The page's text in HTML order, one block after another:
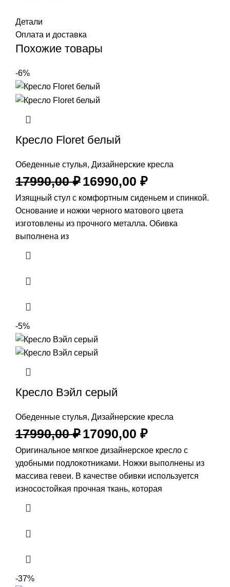
Детали
Оплата и доставка
Похожие товары
-6%
Кресло Floret белый
Обеденные стулья, Дизайнерские кресла
17990,00₽16990,00 ₽
Изящный стул с комфортным сиденьем и спинкой.
Основание и ножки черного матового цвета
изготовлены из прочного металла. Обивка
выполнена из
-5%
Кресло Вэйл серый
Обеденные стулья, Дизайнерские кресла
17990,00₽17090,00 ₽
Оригинальное мягкое дизайнерское кресло с
удобными подлокотниками. Ножки выполнены из
массива гевеи. В качестве обивки используется
износостойкая прочная ткань, которая
-37%